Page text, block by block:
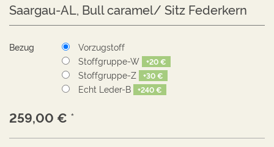
Saargau-AL, Bull caramel/ Sitz Federkern
Bezug
Vorzugstoff
Stoffgruppe-W
+20 €
Stoffgruppe-Z +30 €
Echt Leder-B +240 €
259,00 € *